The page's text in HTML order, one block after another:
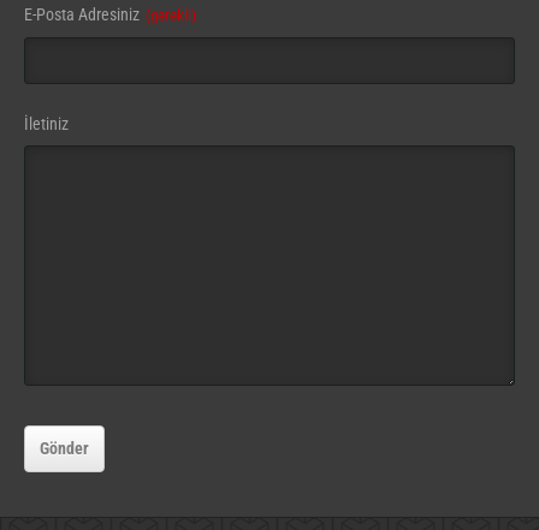
E-Posta Adresiniz (gerekli)
İletiniz
Company
Name (gerekli)
Gönder